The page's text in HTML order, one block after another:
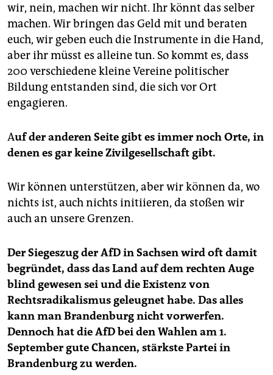
wir, nein, machen wir nicht. Ihr könnt das selber
machen. Wir bringen das Geld mit und beraten
euch, wir geben euch die Instrumente in die Hand,
aber ihr müsst es alleine tun. So kommt es, dass
200 verschiedene kleine Vereine politischer
Bildung entstanden sind, die sich vor Ort
engagieren.
Auf der anderen Seite gibt es immer noch Orte, in
denen es gar keine Zivilgesellschaft gibt.
Wir können unterstützen, aber wir können da, wo
nichts ist, auch nichts initiieren, da stoßen wir
auch an unsere Grenzen.
Der Siegeszug der AfD in Sachsen wird oft damit
begründet, dass das Land auf dem rechten Auge
blind gewesen sei und die Existenz von
Rechtsradikalismus geleugnet habe. Das alles
kann man Brandenburg nicht vorwerfen.
Dennoch hat die AfD bei den Wahlen am 1.
September gute Chancen, stärkste Partei in
Brandenburg zu werden.